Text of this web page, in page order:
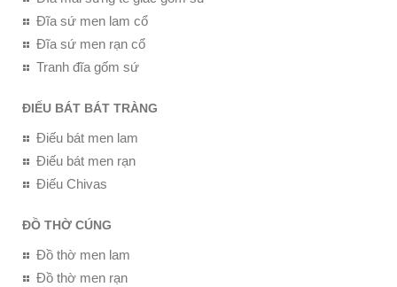
Đĩa sứ men lam cổ
Đĩa sứ men rạn cổ
Tranh đĩa gốm sứ
ĐIẾU BÁT BÁT TRÀNG
Điếu bát men lam
Điếu bát men rạn
Điếu Chivas
ĐỒ THỜ CÚNG
Đồ thờ men lam
Đồ thờ men rạn